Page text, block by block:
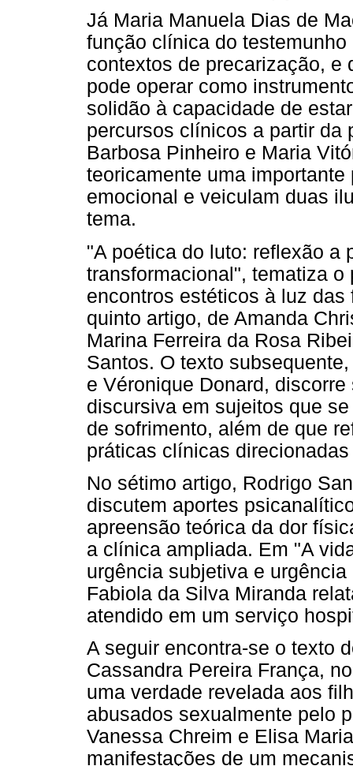
Já Maria Manuela Dias de
função clínica do
contextos de precarização,
pode operar como
solidão à capacidade de
percursos clínicos a partir da
Barbosa Pinheiro e Maria
teoricamente uma
emocional e veiculam duas
tema.
"A poética do luto: reflexão a
transformacional", tematiza
encontros estéticos à luz
quinto artigo, de Amanda
Marina Ferreira da Rosa
Santos. O texto
e Véronique Donard,
discursiva em sujeitos que
de sofrimento, além de que
práticas clínicas
No sétimo artigo, Rodrigo
discutem aportes
apreensão teórica da dor
a clínica ampliada. Em "A
urgência subjetiva e
Fabiola da Silva Miranda
atendido em um serviço
A seguir encontra-se o texto
Cassandra Pereira França,
uma verdade revelada aos
abusados sexualmente pelo
Vanessa Chreim e Elisa
manifestações de um